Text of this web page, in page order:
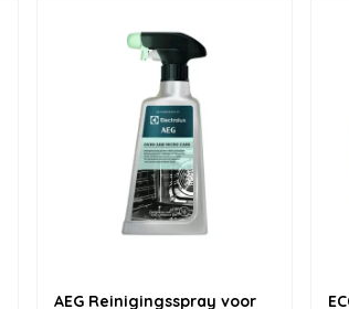
AEG Reinigingsspray voor